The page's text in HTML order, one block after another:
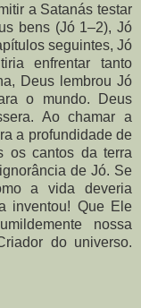
a Satanás testar
bens (Jó 1–2), Jó
seguintes, Jó
enfrentar tanto
Deus lembrou Jó
o mundo. Deus
Ao chamar a
a profundidade de
os cantos da terra
de Jó. Se
a vida deveria
inventou! Que Ele
nossa
do universo.